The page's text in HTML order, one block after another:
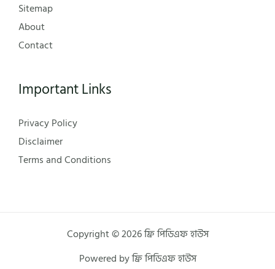
Sitemap
About
Contact
Important Links
Privacy Policy
Disclaimer
Terms and Conditions
Copyright © 2026 ফ্রি পিডিএফ হাউস
Powered by ফ্রি পিডিএফ হাউস